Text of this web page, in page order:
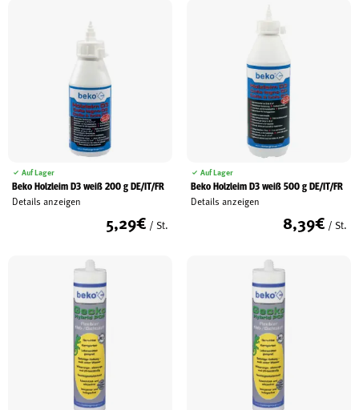
Auf Lager
Beko Holzleim D3 weiß 200 g DE/IT/FR
Details anzeigen
5,29€ / St.
Auf Lager
Beko Holzleim D3 weiß 500 g DE/IT/FR
Details anzeigen
8,39€ / St.